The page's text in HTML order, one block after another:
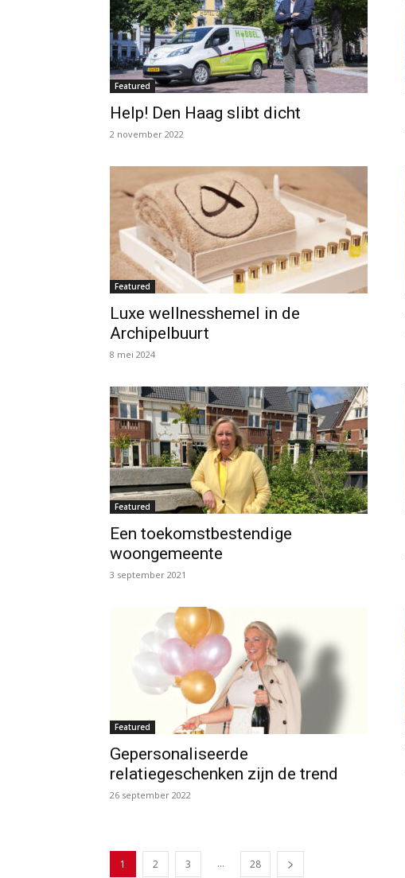
Featured
Help! Den Haag slibt dicht
2 november 2022
Featured
Luxe wellnesshemel in de
Archipelbuurt
8 mei 2024
Featured
Een toekomstbestendige
woongemeente
3 september 2021
Featured
Gepersonaliseerde
relatiegeschenken zijn de trend
26 september 2022
1 2 3 ... 28